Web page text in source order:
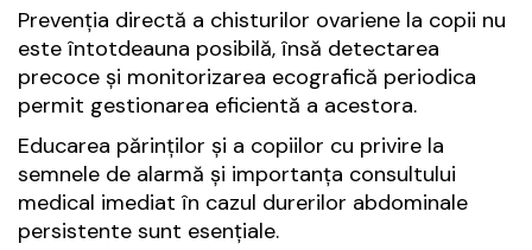
Prevenția directă a chisturilor ovariene la copii nu
este întotdeauna posibilă, însă detectarea
precoce și monitorizarea ecografică periodica
permit gestionarea eficientă a acestora.
Educarea părinților și a copiilor cu privire la
semnele de alarmă și importanța consultului
medical imediat în cazul durerilor abdominale
persistente sunt esențiale.